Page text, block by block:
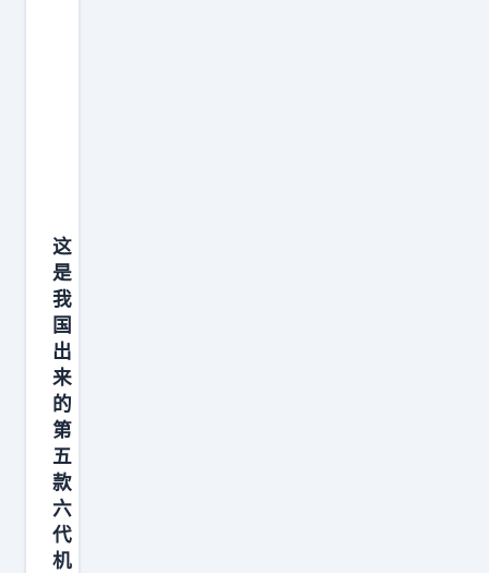
回
应
特
朗
普
话
一
出
口
，
很
这
是
我
国
出
来
的
第
五
款
六
代
机